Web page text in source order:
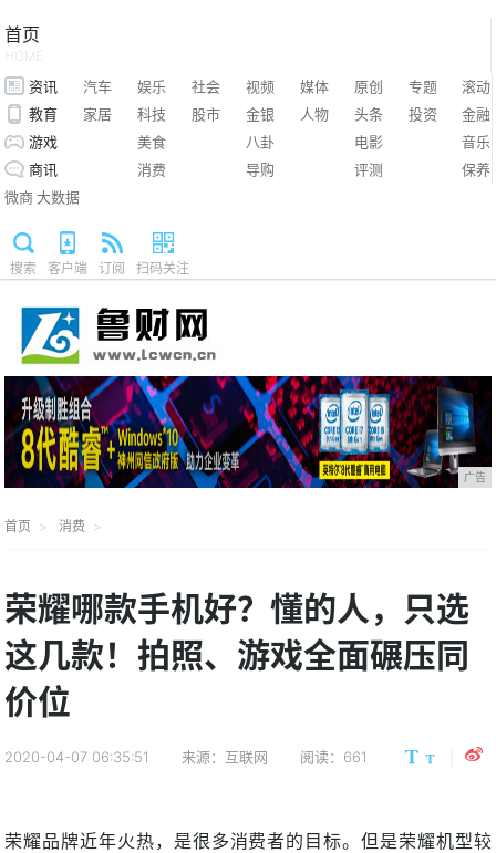
首页
HOME
资讯 汽车 娱乐 社会 视频 媒体 原创 专题
滚动
教育
家居 科技 股市 金银 人物 头条 投资
金融
游戏
美食 八卦 电影
音乐
商讯
消费 导购 评测
保养
微商 大数据
搜索 客户端 订阅 扫码关注
广告
首页 消费
荣耀哪款手机好？懂的人，只选
这几款！拍照、游戏全面碾压同
价位
2020-04-07 06:35:51 来源：互联网 阅读：661
荣耀品牌近年火热，是很多消费者的目标。但是荣耀机型较